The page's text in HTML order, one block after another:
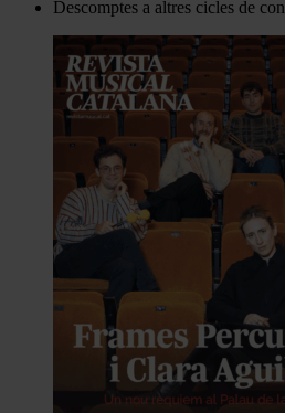
Descomptes a altres cicles de